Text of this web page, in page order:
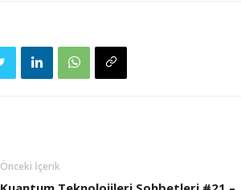
Önceki İçerik